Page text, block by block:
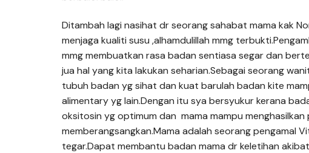
Ditambah lagi nasihat dr seorang sahabat mama kak
menjaga kualiti susu ,alhamdulillah mmg
mmg membuatkan rasa badan sentiasa segar dan
jua hal yang kita lakukan seharian.Sebagai seorang
tubuh badan yg sihat dan kuat barulah badan kite
alimentary yg lain.Dengan itu sya bersyukur kerana
oksitosin yg optimum dan mama mampu menghasilkan
memberangsangkan.Mama adalah seorang pengamal
tegar.Dapat membantu badan mama dr keletihan